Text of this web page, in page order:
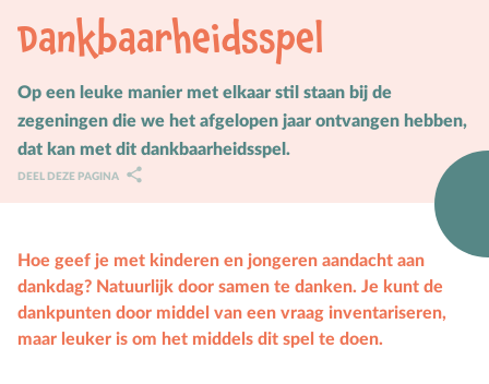
Ontwikkelingsfasen
Ruimte door regels
Verschillend begaafd
Mediaopvoeding
Kind & Ouder
Dankbaarheidsspel
Op een leuke manier met elkaar stil staan bij de
zegeningen die we het afgelopen jaar ontvangen hebben,
dat kan met dit dankbaarheidsspel.
DEEL DEZE PAGINA
Hoe geef je met kinderen en jongeren aandacht aan
dankdag? Natuurlijk door samen te danken. Je kunt de
dankpunten door middel van een vraag inventariseren,
maar leuker is om het middels dit spel te doen.